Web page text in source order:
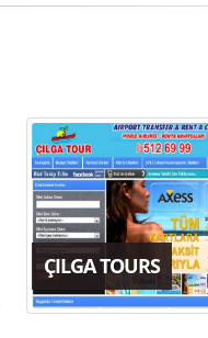
ÇILGA TOURS